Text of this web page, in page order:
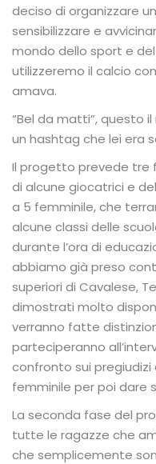
deciso di organizzare
sensibilizzare e
mondo dello sport e
utilizzeremo il calcio
amava.
“Bel da matti”, questo
un hashtag che lei era
Il progetto prevede tre
di alcune giocatrici e
a 5 femminile, che
alcune classi delle
durante l’ora di
abbiamo già preso
superiori di Cavalese,
dimostrati molto
verranno fatte
parteciperanno
confronto sui
femminile per poi dare
La seconda fase del
tutte le ragazze che
che semplicemente